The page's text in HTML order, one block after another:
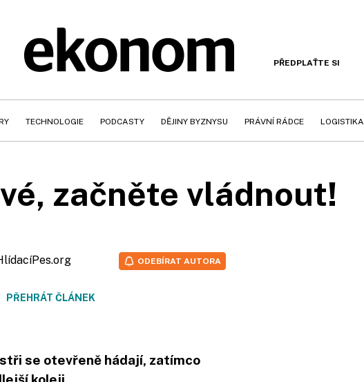
PŘEDPLAŤTE SI
TECHNOLOGIE PODCASTY DĚJINY BYZNYSU PRÁVNÍ RÁDCE LOGISTIKA
začněte vládnout!
PŘEHRÁT ČLÁNEK
ODEBÍRAT AUTORA
se otevřeně hádají, zatímco